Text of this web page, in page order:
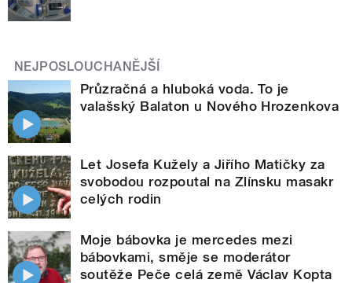
NEJPOSLOUCHANĚJŠÍ
Průzračná a hluboká voda. To je
valašský Balaton u Nového Hrozenkova
Let Josefa Kužely a Jiřího Matičky za
svobodou rozpoutal na Zlínsku masakr
celých rodin
Moje bábovka je mercedes mezi
bábovkami, směje se moderátor
soutěže Peče celá země Václav Kopta